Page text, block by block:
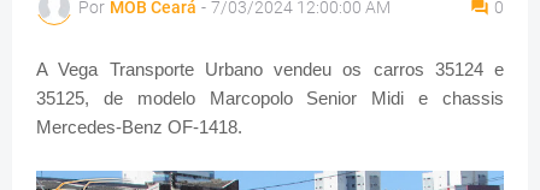
Por MOB Ceará - 7/03/2024 12:00:00 AM 0
A Vega Transporte Urbano vendeu os carros 35124 e
35125, de modelo Marcopolo Senior Midi e chassis
Mercedes-Benz OF-1418.